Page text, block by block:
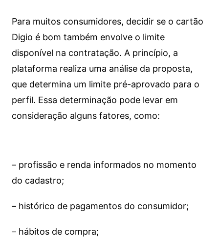
Para muitos consumidores, decidir se o cartão
Digio é bom também envolve o limite
disponível na contratação. A princípio, a
plataforma realiza uma análise da proposta,
que determina um limite pré-aprovado para o
perfil. Essa determinação pode levar em
consideração alguns fatores, como:
– profissão e renda informados no momento
do cadastro;
– histórico de pagamentos do consumidor;
– hábitos de compra;